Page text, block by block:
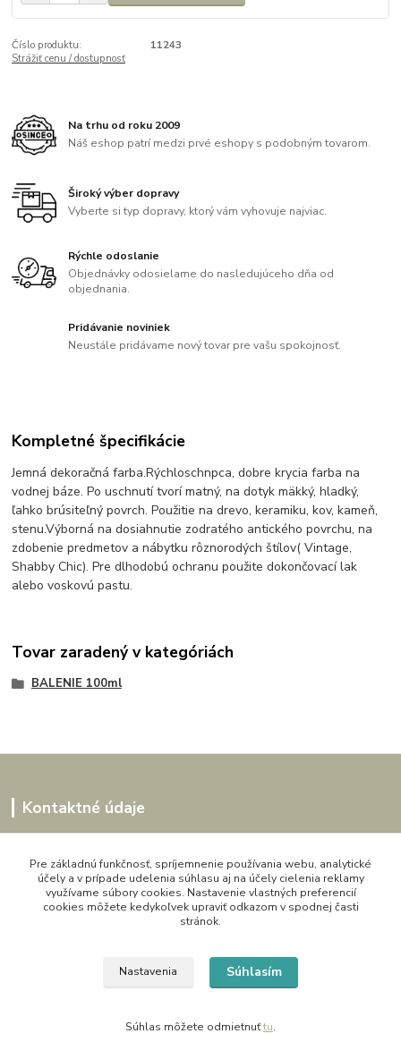
Číslo produktu:
11243
Strážiť cenu / dostupnosť
Na trhu od roku 2009
Náš eshop patrí medzi prvé eshopy s podobným tovarom.
Široký výber dopravy
Vyberte si typ dopravy, ktorý vám vyhovuje najviac.
Rýchle odoslanie
Objednávky odosielame do nasledujúceho dňa od
objednania.
Pridávanie noviniek
Neustále pridávame nový tovar pre vašu spokojnosť.
Kompletné špecifikácie
Jemná dekoračná farba.Rýchloschnpca, dobre krycia farba na
vodnej báze. Po uschnutí tvorí matný, na dotyk mäkký, hladký,
ľahko brúsiteľný povrch. Použitie na drevo, keramiku, kov, kameň,
stenu.Výborná na dosiahnutie zodratého antického povrchu, na
zdobenie predmetov a nábytku rôznorodých štílov( Vintage,
Shabby Chic). Pre dlhodobú ochranu použite dokončovací lak
alebo voskovú pastu.
Tovar zaradený v kategóriách
BALENIE 100ml
Kontaktné údaje
0907864188
pon. - pia. 9,00 do 16,00h
artwood.nelly@gmail.com
Pre základnú funkčnosť, spríjemnenie používania webu, analytické
účely a v prípade udelenia súhlasu aj na účely cielenia reklamy
využívame súbory cookies. Nastavenie vlastných preferencií
cookies môžete kedykoľvek upraviť odkazom v spodnej časti
stránok.
Nastavenia Súhlasím
Súhlas môžete odmietnuťtu.